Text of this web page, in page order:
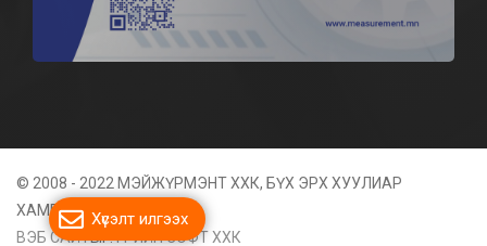
© 2008 - 2022 МЭЙЖҮРМЭНТ ХХК, БҮХ ЭРХ ХУУЛИАР
ХАМГААЛАГДСАН
ВЭБ САЙТЫГ:ГРИЙН СОФТ ХХК
Хүсэлт илгээх